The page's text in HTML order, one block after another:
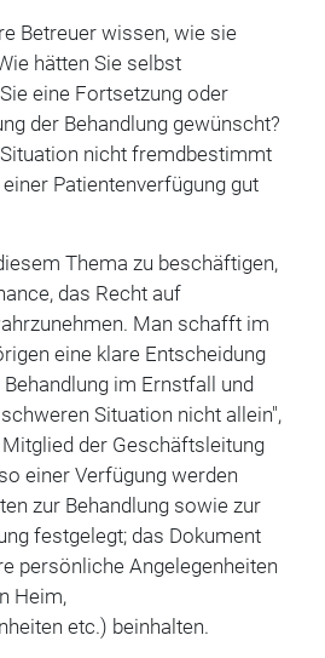
Betreuer wissen, wie sie
hätten Sie selbst
eine Fortsetzung oder
der Behandlung gewünscht?
nicht fremdbestimmt
Patientenverfügung gut
Thema zu beschäftigen,
das Recht auf
Man schafft im
eine klare Entscheidung
im Ernstfall und
Situation nicht allein",
der Geschäftsleitung
einer Verfügung werden
zur Behandlung sowie zur
festgelegt; das Dokument
persönliche Angelegenheiten
Heim,
etc.) beinhalten.